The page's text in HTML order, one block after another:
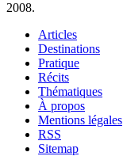
2008.
Articles
Destinations
Pratique
Récits
Thématiques
À propos
Mentions légales
RSS
Sitemap